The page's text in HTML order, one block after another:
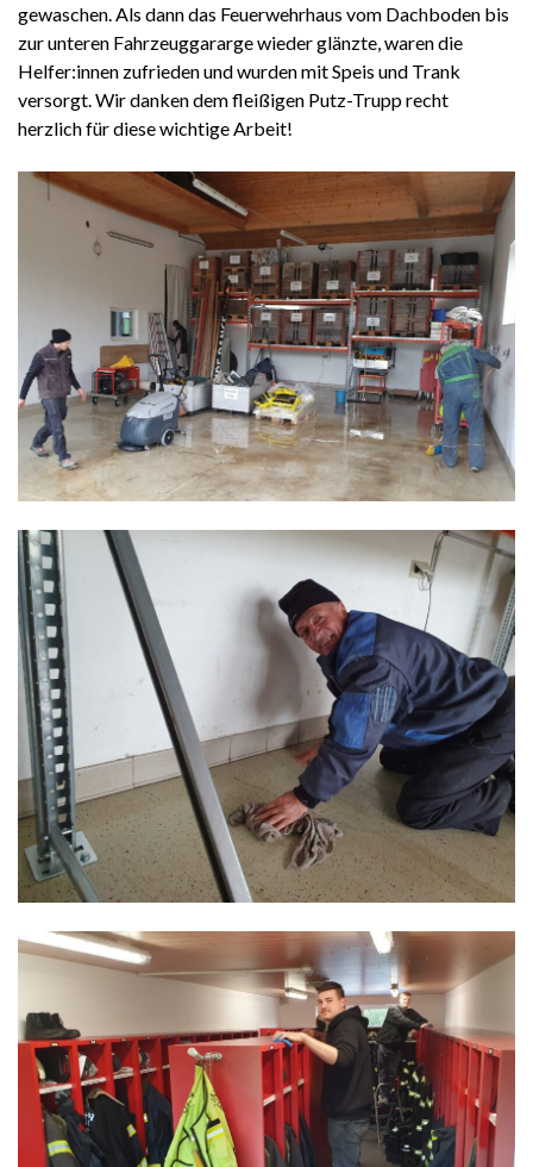
gewaschen. Als dann das Feuerwehrhaus vom Dachboden bis
zur unteren Fahrzeuggararge wieder glänzte, waren die
Helfer:innen zufrieden und wurden mit Speis und Trank
versorgt. Wir danken dem fleißigen Putz-Trupp recht
herzlich für diese wichtige Arbeit!